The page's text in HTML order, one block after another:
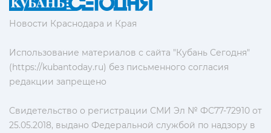
Новости Краснодара и Края
Использование материалов с сайта "Кубань Сегодня"
(https://kubantoday.ru) без письменного согласия
редакции запрещено
Свидетельство о регистрации СМИ Эл № ФС77-72910 от
25.05.2018, выдано Федеральной службой по надзору в